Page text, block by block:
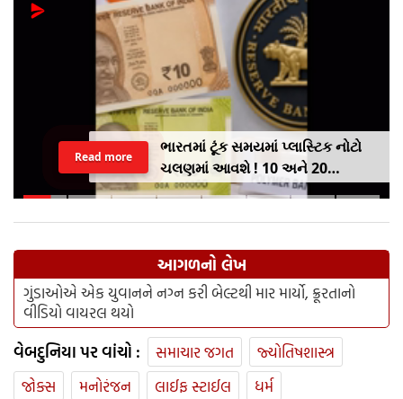
ભારતમાં ટૂંક સમયમાં પ્લાસ્ટિક નોટો
ચલણમાં આવશે ! 10 અને 20
રૂપિયાની નોટથી થશે શરૂઆત,
Read more
આગળનો લેખ
ગુંડાઓએ એક યુવાનને નગ્ન કરી બેલ્ટથી માર માર્યો, ક્રૂરતાનો
વીડિયો વાયરલ થયો
વેબદુનિયા પર વાંચો : સમાચાર જગત
જ્યોતિષશાસ્ત્ર
જોક્સ
મનોરંજન લાઈફ સ્ટાઈલ ધર્મ